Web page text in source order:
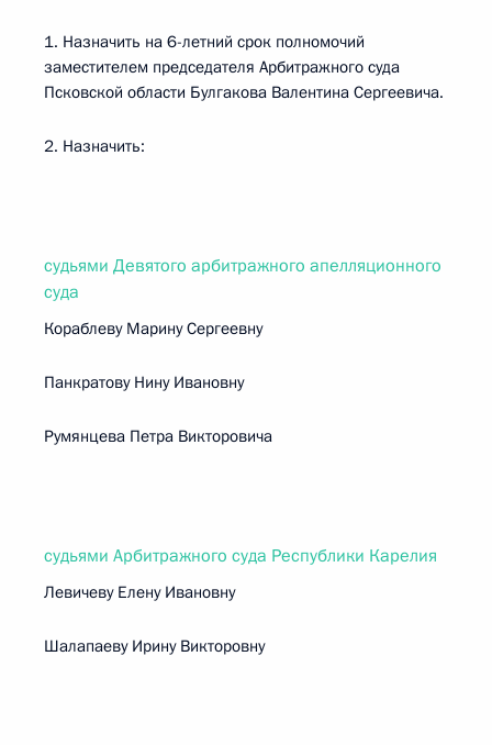
1. Назначить на 6-летний срок полномочий
заместителем председателя Арбитражного суда
Псковской области Булгакова Валентина Сергеевича.
2. Назначить:
судьями Девятого арбитражного апелляционного
суда
Кораблеву Марину Сергеевну
Панкратову Нину Ивановну
Румянцева Петра Викторовича
судьями Арбитражного суда Республики Карелия
Левичеву Елену Ивановну
Шалапаеву Ирину Викторовну